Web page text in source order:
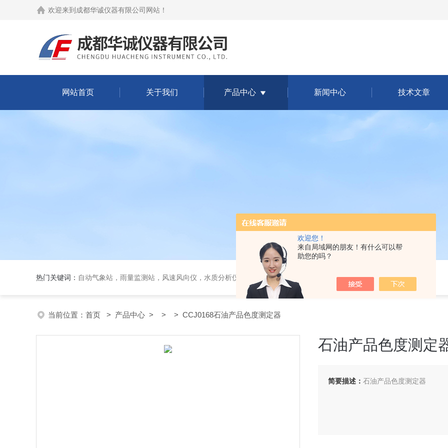
欢迎您！
来自局域网的朋友！有什么可以帮
助您的吗？
欢迎来到 成都华诚仪器有限公司网站 ！
网站首页 关于我们 产品中心 新闻中心 技术文章
热门关键词： 自动气象站，雨量监测站，风速风向仪，水质分析仪，气体分析报警器，
当前位置： 首页 > 产品中心 > > > CCJ0168石油产品色度测定器
石油产品色度测定
简要描述： 石油产品色度测定器